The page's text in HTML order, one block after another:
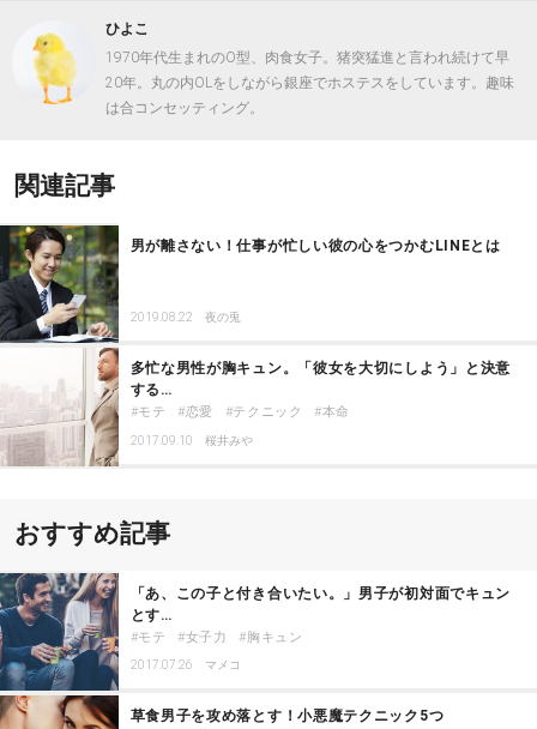
ひよこ
1970年代生まれのO型、肉食女子。猪突猛進と言われ続けて早
20年。丸の内OLをしながら銀座でホステスをしています。趣味
は合コンセッティング。
関連記事
男が離さない！仕事が忙しい彼の心をつかむLINEとは
2019.08.22 夜の兎
多忙な男性が胸キュン。「彼女を大切にしよう」と決意
する…
モテ 恋愛 テクニック 本命
2017.09.10 桜井みや
おすすめ記事
「あ、この子と付き合いたい。」男子が初対面でキュン
とす…
モテ 女子力 胸キュン
2017.07.26 マメコ
草食男子を攻め落とす！小悪魔テクニック5つ